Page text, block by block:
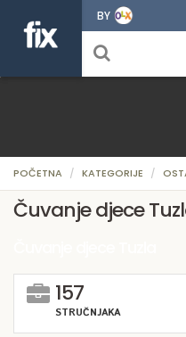
BY
POČETNA KATEGORIJE
Čuvanje djece
157
STRUČNJAKA